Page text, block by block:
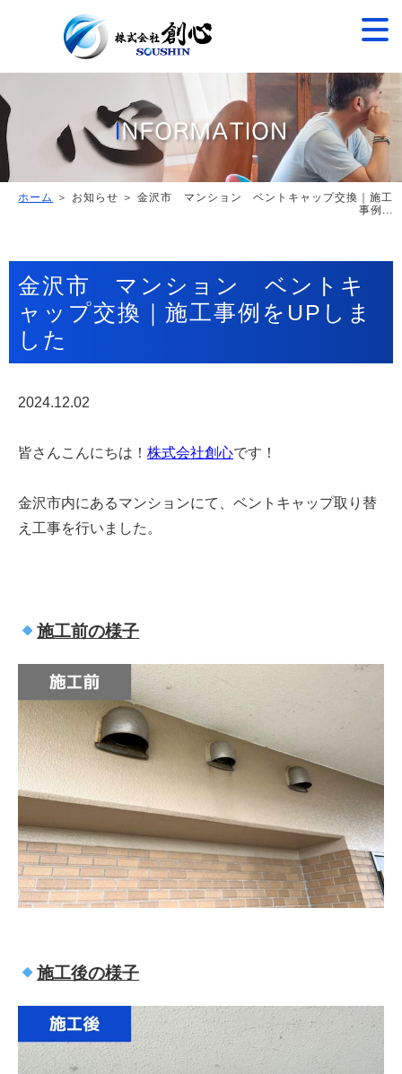
ホーム
＞ お知らせ ＞ 金沢市 マンション ベントキャップ交換｜施工
事例...
金沢市 マンション ベントキ
ャップ交換｜施工事例をUPしま
した
2024.12.02
皆さんこんにちは！ 株式会社創心です！
金沢市内にあるマンションにて、ベントキャップ取り替
え工事を行いました。
施工前の様子
施工後の様子